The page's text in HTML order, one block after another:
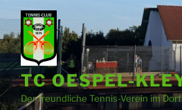
Zum
Inhalt
springen
TC OESPEL-
Der freundliche Tennis-Verein im